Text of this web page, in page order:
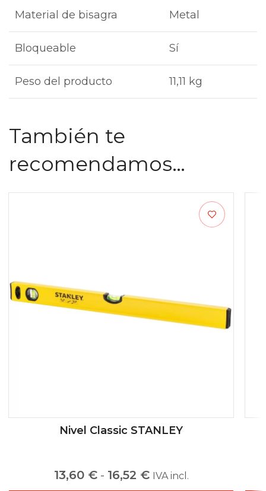
Material de bisagra Metal
Bloqueable Sí
Peso del producto 11,11 kg
También te
recomendamos…
Nivel Classic STANLEY
13,60 € - 16,52 € IVA incl.